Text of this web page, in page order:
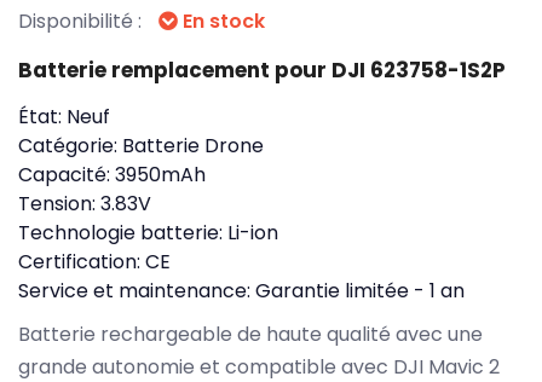
Disponibilité : En stock
Batterie remplacement pour DJI 623758-1S2P
État: Neuf
Catégorie: Batterie Drone
Capacité: 3950mAh
Tension: 3.83V
Technologie batterie: Li-ion
Certification: CE
Service et maintenance: Garantie limitée - 1 an
Batterie rechargeable de haute qualité avec une
grande autonomie et compatible avec DJI Mavic 2